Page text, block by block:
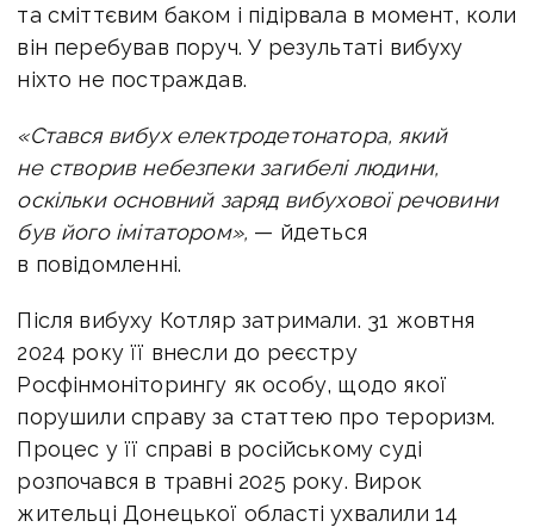
та сміттєвим баком і підірвала в момент, коли
він перебував поруч. У результаті вибуху
ніхто не постраждав.
«Стався вибух електродетонатора, який
не створив небезпеки загибелі людини,
оскільки основний заряд вибухової речовини
був його імітатором», — йдеться
в повідомленні.
Після вибуху Котляр затримали. 31 жовтня
2024 року її внесли до реєстру
Росфінмоніторингу як особу, щодо якої
порушили справу за статтею про тероризм.
Процес у її справі в російському суді
розпочався в травні 2025 року. Вирок
жительці Донецької області ухвалили 14